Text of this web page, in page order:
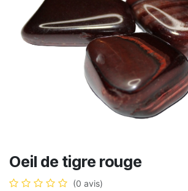
Oeil de tigre rouge
(0 avis)